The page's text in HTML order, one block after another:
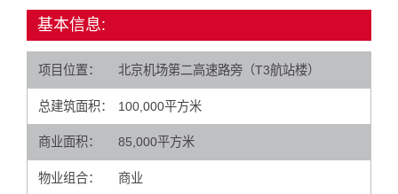
基本信息:
项目位置： 北京机场第二高速路旁（T3航站楼）
总建筑面积： 100,000平方米
商业面积： 85,000平方米
物业组合： 商业